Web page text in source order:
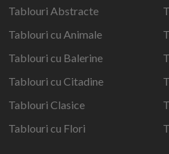
Tablouri Abstracte
Tablouri cu Animale
Tablouri cu Balerine
Tablouri cu Citadine
Tablouri Clasice
Tablouri cu Flori